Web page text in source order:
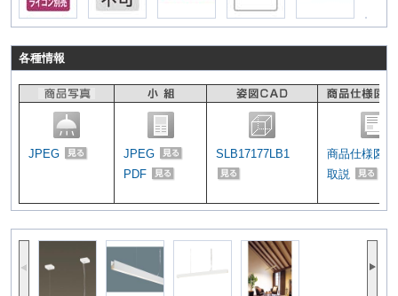
各種情報
JPEG
JPEG
PDF
SLB17177LB1
商品仕様図
取説